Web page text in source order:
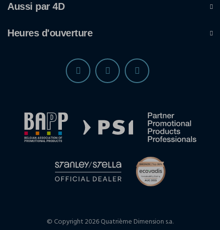
Aussi par 4D
Heures d'ouverture
© Copyright 2026 Quatrième Dimension s.a.